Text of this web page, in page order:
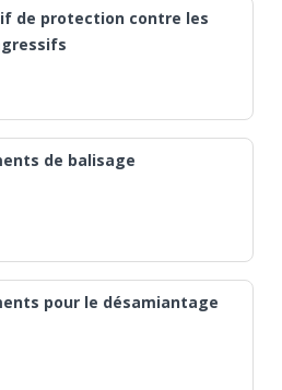
de protection contre les
de balisage
pour le désamiantage